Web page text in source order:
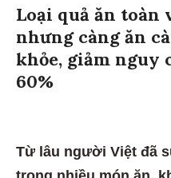
Loại quả ăn toàn
nhưng càng ăn
khỏe, giảm nguy
60%
Từ lâu người Việt đã
trong nhiều món ăn,